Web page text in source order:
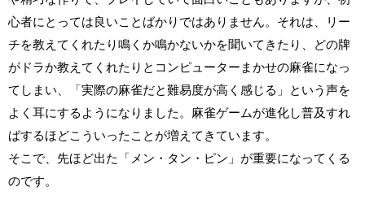
心者にとっては良いことばかりではありません。それは、リー
チを教えてくれたり鳴くか鳴かないかを聞いてきたり、どの牌
がドラか教えてくれたりとコンピューターまかせの麻雀になっ
てしまい、「実際の麻雀だと難易度が高く感じる」という声を
よく耳にするようになりました。麻雀ゲームが進化し普及すれ
ばするほどこういったことが増えてきています。
そこで、先ほど出た「メン・タン・ピン」が重要になってくる
のです。